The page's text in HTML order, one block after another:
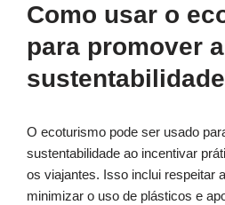
Como usar o
para promover a
O ecoturismo pode ser usado
sustentabilidade ao incentivar
os viajantes. Isso inclui respeitar
minimizar o uso de plásticos e